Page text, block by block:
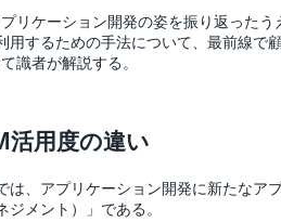
リケーション開発の姿を振り返った
用するための手法について、最前線
識者が解説する。
活用度の違い
は、アプリケーション開発に新たな
メント）」である。